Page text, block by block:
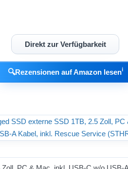
Direkt zur Verfügbarkeit
🔍Rezensionen auf Amazon lesenℹ︎